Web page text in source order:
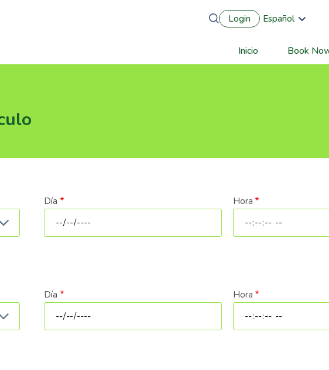
Login
Español
Français
Deutsch
navigation
Inicio Book
Día
Fecha
Hora
Día
Fecha
Hora